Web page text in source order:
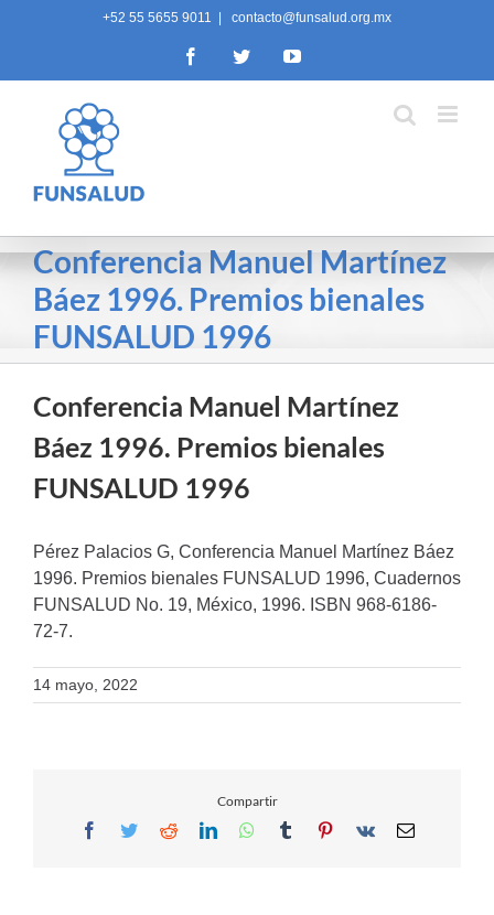
+52 55 5655 9011 contacto@funsalud.org.mx
FacebookTwitterYouTube
Conferencia Manuel Martínez
Báez 1996. Premios bienales
FUNSALUD 1996
Conferencia Manuel Martínez
Báez 1996. Premios bienales
FUNSALUD 1996
Pérez Palacios G, Conferencia Manuel Martínez Báez
1996. Premios bienales FUNSALUD 1996, Cuadernos
FUNSALUD No. 19, México, 1996. ISBN 968-6186-
72-7.
14 mayo, 2022
Compartir
Facebook
TwitterRedditLinkedInWhatsApp
TumblrPinterest
Vk Email